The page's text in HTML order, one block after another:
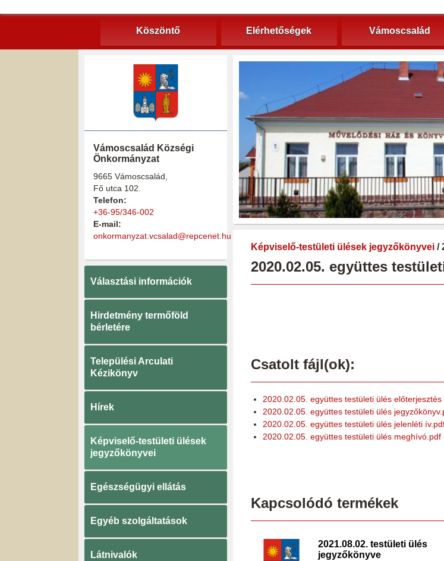
Köszöntő Elérhetőségek Vámoscsalád
Vámoscsalád Községi
Önkormányzat
9665 Vámoscsalád,
Fő utca 102.
Telefon:
+36-95/346-002
E-mail:
onkormanyzat.vcsalad@repcenet.hu
Választási információk
Hirdetmény termőföld
bérletére
Települési Arculati
Kézikönyv
Hírek
Képviselő-testületi ülések
jegyzőkönyvei
Egészségügyi ellátás
Egyéb szolgáltatások
Látnivalók
Képviselő-testületi ülések jegyzőkönyvei /
2020.02.05. együttes
Csatolt fájl(ok):
2020.02.05. együttes testületi ülés
2020.02.05. együttes testületi ülés
2020.02.05. együttes testületi ülés jelenléti
2020.02.05. együttes testületi ülés meghívó.pdf
Kapcsolódó termékek
2021.08.02. testületi ülés
jegyzőkönyve